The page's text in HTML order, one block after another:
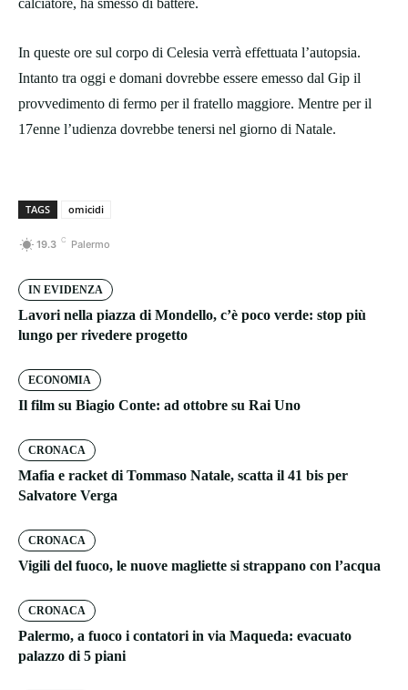
calciatore, ha smesso di battere.
In queste ore sul corpo di Celesia verrà effettuata l’autopsia.
Intanto tra oggi e domani dovrebbe essere emesso dal Gip il
provvedimento di fermo per il fratello maggiore. Mentre per il
17enne l’udienza dovrebbe tenersi nel giorno di Natale.
TAGS omicidi
19.3 C Palermo
IN EVIDENZA
Lavori nella piazza di Mondello, c’è poco verde: stop più
lungo per rivedere progetto
ECONOMIA
Il film su Biagio Conte: ad ottobre su Rai Uno
CRONACA
Mafia e racket di Tommaso Natale, scatta il 41 bis per
Salvatore Verga
CRONACA
Vigili del fuoco, le nuove magliette si strappano con l’acqua
CRONACA
Palermo, a fuoco i contatori in via Maqueda: evacuato
palazzo di 5 piani